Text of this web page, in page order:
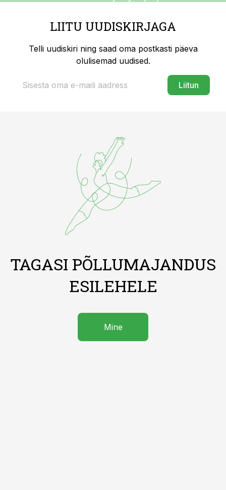
LIITU UUDISKIRJAGA
Telli uudiskiri ning saad oma postkasti päeva
olulisemad uudised.
Liitun
TAGASI PÕLLUMAJANDUS
ESILEHELE
Mine